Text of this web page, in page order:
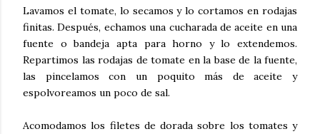
Lavamos el tomate, lo secamos y lo cortamos en rodajas
finitas. Después, echamos una cucharada de aceite en una
fuente o bandeja apta para horno y lo extendemos.
Repartimos las rodajas de tomate en la base de la fuente,
las pincelamos con un poquito más de aceite y
espolvoreamos un poco de sal.
Acomodamos los filetes de dorada sobre los tomates y